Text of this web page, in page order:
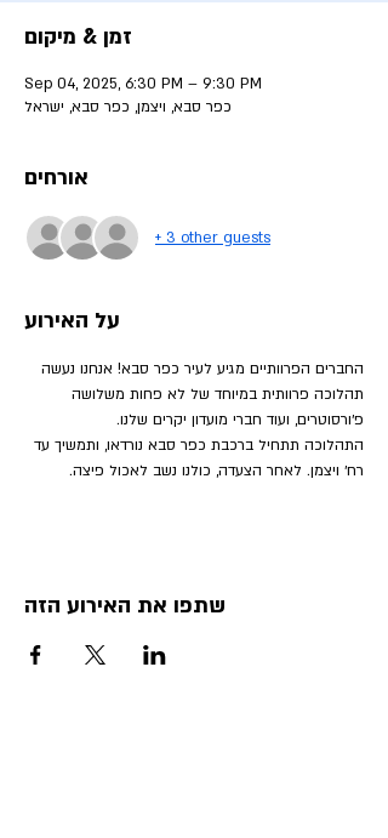
זמן & מיקום
Sep 04, 2025, 6:30 PM – 9:30 PM
כפר סבא, ויצמן, כפר סבא, ישראל
אורחים
+ 3 other guests
על האירוע
החברים הפרוותיים מגיע לעיר כפר סבא! אנחנו נעשה
תהלוכה פרוותית במיוחד של לא פחות משלושה
פ׳ורסוטרים, ועוד חברי מועדון יקרים שלנו.
התהלוכה תתחיל ברכבת כפר סבא נורדאו, ותמשיך עד
רח׳ ויצמן. לאחר הצעדה, כולנו נשב לאכול פיצה.
שתפו את האירוע הזה